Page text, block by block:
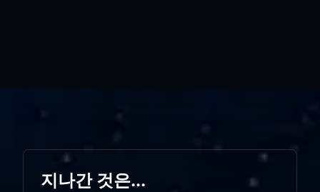
지나간 것은...